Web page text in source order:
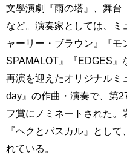
文學演劇『雨の塔』、舞台
など。演奏家としては、ミ
ャーリー・ブラウン』『モ
SPAMALOT』『EDGES』
再演を迎えたオリジナルミ
day』の作曲・演奏で、第
フ賞にノミネートされた。
『ヘクとパスカル』とし
れている。